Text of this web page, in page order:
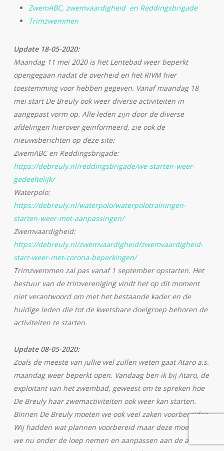
ZwemABC, zwemvaardigheid en Reddingsbrigade
Trimzwemmen
Update 18-05-2020:
Maandag 11 mei 2020 is het Lentebad weer beperkt
opengegaan nadat de overheid en het RIVM hier
toestemming voor hebben gegeven. Vanaf maandag 18
mei start De Breuly ook weer diverse activiteiten in
aangepast vorm op. Alle leden zijn door de diverse
afdelingen hierover geïnformeerd, zie ook de
nieuwsberichten op deze site:
ZwemABC en Reddingsbrigade:
https://debreuly.nl/reddingsbrigade/we-starten-weer-
gedeeltelijk/
Waterpolo:
https://debreuly.nl/waterpolo/waterpolotrainingen-
starten-weer-met-aanpassingen/
Zwemvaardigheid:
https://debreuly.nl/zwemvaardigheid/zwemvaardigheid-
start-weer-met-corona-beperkingen/
Trimzwemmen zal pas vanaf 1 september opstarten. Het
bestuur van de trimvereniging vindt het op dit moment
niet verantwoord om met het bestaande kader en de
huidige leden die tot de kwetsbare doelgroep behoren de
activiteiten te starten.
Update 08-05-2020:
Zoals de meeste van jullie wel zullen weten gaat Ataro a.s.
maandag weer beperkt open. Vandaag ben ik bij Ataro, de
exploitant van het zwembad, geweest om te spreken hoe
De Breuly haar zwemactiviteiten ook weer kan starten.
Binnen De Breuly moeten we ook veel zaken voorbereiden.
Wij hadden wat plannen voorbereid maar deze moeten
we nu onder de loep nemen en aanpassen aan de actuele